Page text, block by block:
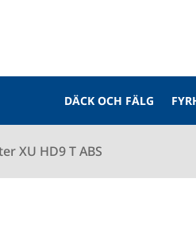
DÄCK OCH FÄLG
XU HD9 T ABS